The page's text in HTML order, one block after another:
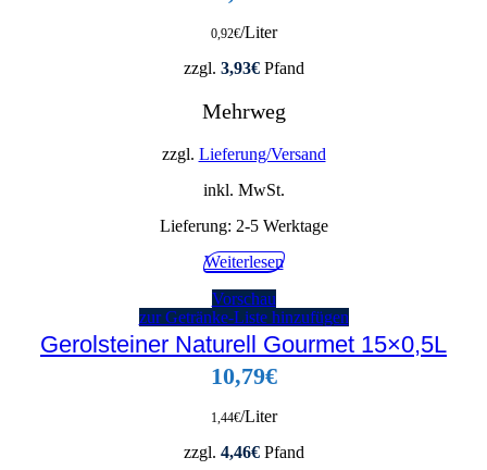
0,92€/Liter
zzgl. 3,93€Pfand
Mehrweg
zzgl. Lieferung/Versand
inkl. MwSt.
Lieferung: 2-5 Werktage
Weiterlesen
Vorschau
zur Getränke-Liste hinzufügen
Gerolsteiner Naturell Gourmet 15×0,5L
10,79€
1,44€/Liter
zzgl. 4,46€Pfand